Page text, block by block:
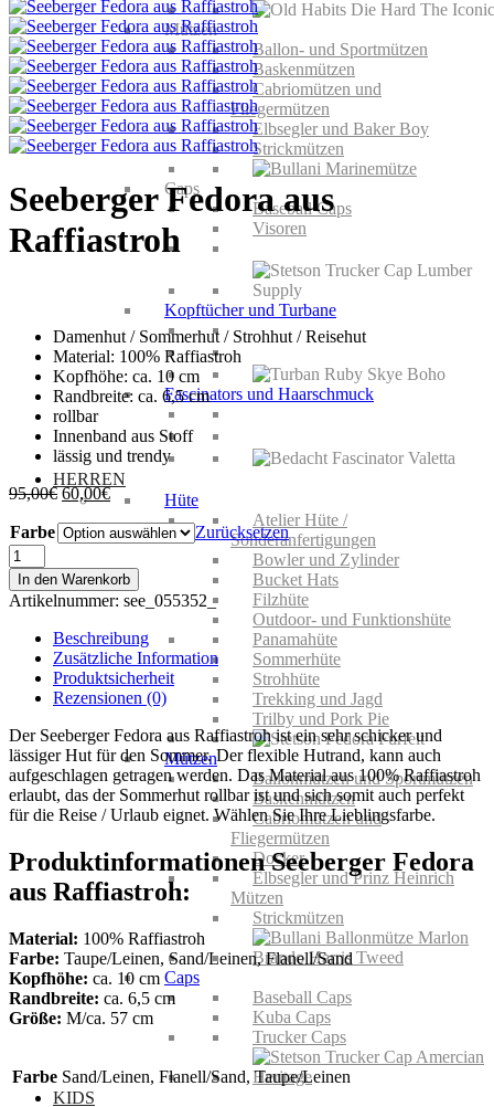
Mützen
Ballon- und Sportmützen
Baskenmützen
Cabriomützen und
Fliegermützen
Elbsegler und Baker Boy
Strickmützen
Caps
Baseball Caps
Visoren
Kopftücher und Turbane
Fascinators und Haarschmuck
HERREN
Hüte
Atelier Hüte /
Sonderanfertigungen
Bowler und Zylinder
Bucket Hats
Filzhüte
Outdoor- und Funktionshüte
Panamahüte
Sommerhüte
Strohhüte
Trekking und Jagd
Trilby und Pork Pie
Mützen
Ballonmützen und Sportmützen
Baskenmützen
Cabriomützen und
Fliegermützen
Docker
Elbsegler und Prinz Heinrich
Mützen
Strickmützen
Caps
Baseball Caps
Kuba Caps
Trucker Caps
KIDS
Seeberger Fedora aus
Raffiastroh
Damenhut / Sommerhut / Strohhut / Reisehut
Material: 100% Raffiastroh
Kopfhöhe: ca. 10 cm
Randbreite: ca. 6,5 cm
rollbar
Innenband aus Stoff
lässig und trendy
95,00€Ursprünglicher
war:
60,00€Aktueller
ist:
Farbe
Zurücksetzen
Seeberger
Fedora
aus
Raffiastroh
Menge
In den Warenkorb
Artikelnummer: see_055352_
Beschreibung
Zusätzliche Information
Produktsicherheit
Rezensionen (0)
Der Seeberger Fedora aus Raffiastroh ist ein sehr schicker und
lässiger Hut für den Sommer. Der flexible Hutrand, kann auch
aufgeschlagen getragen werden. Das Material aus 100% Raffiastroh
erlaubt, das der Sommerhut rollbar ist und sich somit auch perfekt
für die Reise / Urlaub eignet. Wählen Sie Ihre Lieblingsfarbe.
Produktinformationen Seeberger Fedora
aus Raffiastroh:
Material: 100% Raffiastroh
Farbe: Taupe/Leinen, Sand/Leinen, Flanell/Sand
Kopfhöhe: ca. 10 cm
Randbreite: ca. 6,5 cm
Größe: M/ca. 57 cm
Farbe Sand/Leinen, Flanell/Sand, Taupe/Leinen